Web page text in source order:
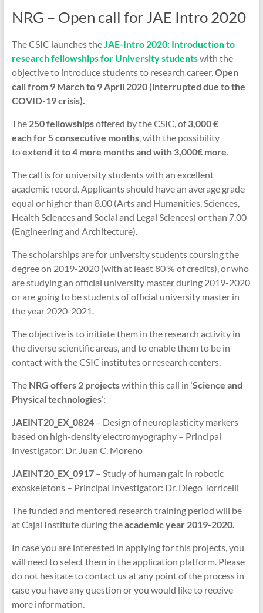
NRG – Open call for JAE Intro 2020
The CSIC launches theJAE-Intro 2020: Introduction to
research fellowships for Universitystudentswith the
objective to introduce students to research career.Open
call from 9 March to 9 April 2020 (interrupted due to the
COVID-19 crisis).
The 250 fellowshipsoffered by the CSIC, of3,000 €
eachfor 5 consecutive months, with the possibility
toextend it to 4 more months and with 3,000€ more.
The call is for university students with an excellent
academic record. Applicants should have an average grade
equal or higher than 8.00 (Arts and Humanities, Sciences,
Health Sciences and Social and Legal Sciences) or than 7.00
(Engineering and Architecture).
The scholarships are for university students coursing the
degree on 2019-2020 (with at least 80 % of credits), or who
are studying an official university master during 2019-2020
or are going to be students of official university master in
the year 2020-2021.
The objective is to initiate them in the research activity in
the diverse scientific areas, and to enable them to be in
contact with the CSIC institutes or research centers.
The NRG offers 2 projectswithin this call in ‘Science and
Physical technologies‘:
JAEINT20_EX_0824– Design of neuroplasticity markers
based on high-density electromyography – Principal
Investigator: Dr. Juan C. Moreno
JAEINT20_EX_0917– Study of human gait in robotic
exoskeletons – Principal Investigator: Dr. Diego Torricelli
The funded and mentored research training period will be
at Cajal Institute during theacademic year 2019-2020.
In case you are interested in applying for this projects, you
will need to select them in the application platform. Please
do not hesitate to contact us at any point of the process in
case you have any question or you would like to receive
more information.